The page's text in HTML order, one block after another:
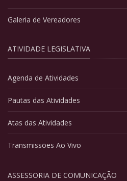
Galeria de Vereadores
ATIVIDADE LEGISLATIVA
Agenda de Atividades
Pautas das Atividades
Atas das Atividades
Transmissões Ao Vivo
ASSESSORIA DE COMUNICAÇÃO